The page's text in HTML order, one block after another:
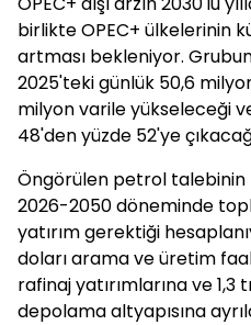
birlikte OPEC+ ülkelerinin
artması bekleniyor. Grubun
2025'teki günlük 50,6
milyon varile yükseleceği
48'den yüzde 52'ye
Öngörülen petrol talebinin
2026-2050 döneminde
yatırım gerektiği
doları arama ve üretim
rafinaj yatırımlarına ve 1,3
depolama altyapısına